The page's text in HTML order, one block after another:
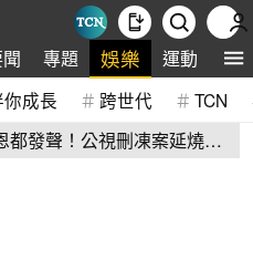
專題 娛樂 運動 全
成長 跨世代 TCN
都發聲！公視刪凍案延燒